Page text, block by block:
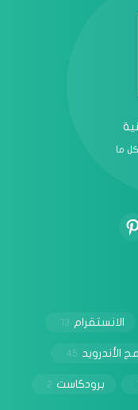
ما
الانستقرام 13
الأندرويد 45
برودكاست 2